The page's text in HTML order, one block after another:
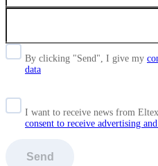
By clicking "Send", I give my
data
I want to receive news from
consent to receive advertising
Send